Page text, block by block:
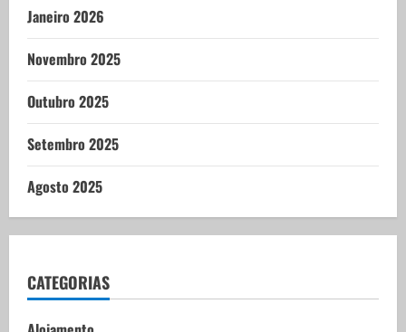
Janeiro 2026
Novembro 2025
Outubro 2025
Setembro 2025
Agosto 2025
CATEGORIAS